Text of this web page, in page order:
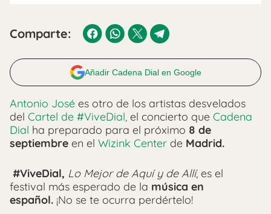
Comparte:
Añadir Cadena Dial en Google
Antonio José es otro de los artistas desvelados
del Cartel de #ViveDial, el concierto que Cadena
Dial ha preparado para el próximo 8 de
septiembre en el Wizink Center de Madrid.
#ViveDial, Lo Mejor de Aquí y de Allí, es el
festival más esperado de la música en
español. ¡No se te ocurra perdértelo!